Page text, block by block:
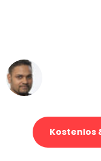
Kostenlos